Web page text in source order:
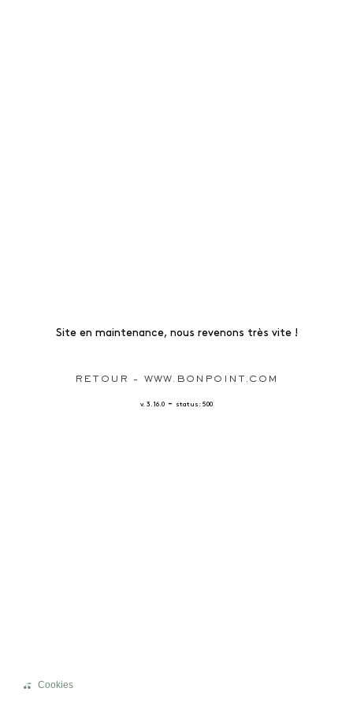
Site en maintenance, nous revenons très vite !
RETOUR - WWW.BONPOINT.COM
v. 3.16.0 - status: 500